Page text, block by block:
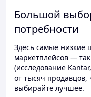
Большой
потребности
Здесь самые низкие
маркетплейсов —
(исследование
от тысяч продавцов,
выбирайте лучшее.